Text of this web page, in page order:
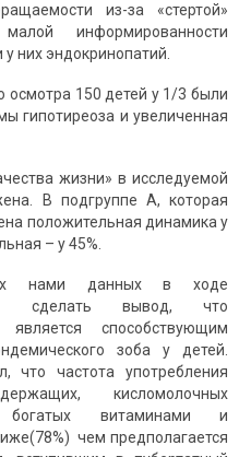
из-за «стертой»
информированности
них эндокринопатий.
осмотра 150 детей у 1/3 были
гипотиреоза и увеличенная
жизни» в исследуемой
В подгруппе А, которая
положительная динамика у
– у 45%.
нами данных в ходе
сделать вывод, что
является способствующим
зоба у детей.
что частота употребления
кисломолочных
витаминами и
чем предполагается